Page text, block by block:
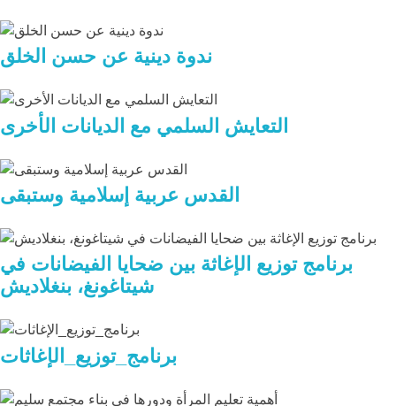
ندوة دينية عن حسن الخلق
التعايش السلمي مع الديانات الأخرى
القدس عربية إسلامية وستبقى
برنامج توزيع الإغاثة بين ضحايا الفيضانات في
شيتاغونغ، بنغلاديش
برنامج_توزيع_الإغاثات